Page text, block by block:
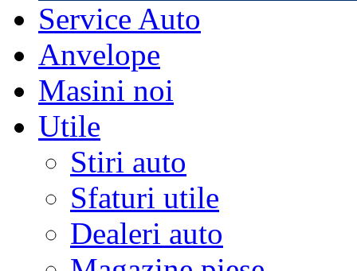
Service Auto
Anvelope
Masini noi
Utile
Stiri auto
Sfaturi utile
Dealeri auto